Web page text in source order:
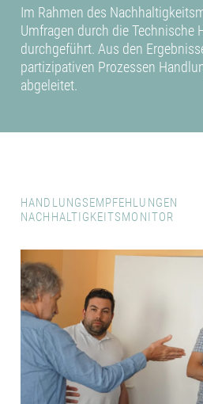
Im Rahmen des
Umfragen durch die Technische
durchgeführt. Aus den
partizipativen Prozessen
abgeleitet.
HANDLUNGSEMPFEHLUNGEN
NACHHALTIGKEITSMONITOR